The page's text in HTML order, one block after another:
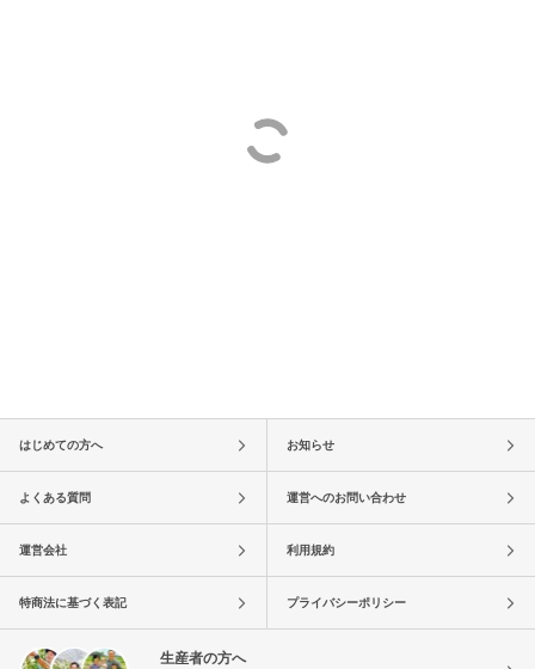
はじめての方へ お知らせ
よくある質問 運営へのお問い合わせ
運営会社 利用規約
特商法に基づく表記 プライバシーポリシー
生産者の方へ